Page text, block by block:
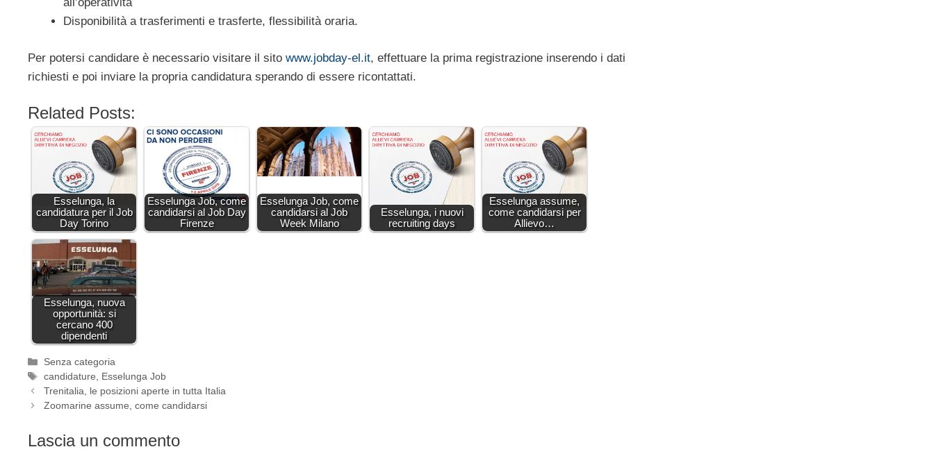
all’operatività
Disponibilità a trasferimenti e trasferte, flessibilità oraria.
Per potersi candidare è necessario visitare il sito www.jobday-el.it, effettuare la prima registrazione inserendo i dati
richiesti e poi inviare la propria candidatura sperando di essere ricontattati.
Related Posts:
Esselunga, la
candidatura per il Job
Day Torino
Esselunga Job, come
candidarsi al Job Day
Firenze
Esselunga Job, come
candidarsi al Job
Week Milano
Esselunga, i nuovi
recruiting days
Esselunga assume,
come candidarsi per
Allievo…
Esselunga, nuova
opportunità: si
cercano 400
dipendenti
Categorie
Senza categoria
Tag
candidature, Esselunga Job
Trenitalia, le posizioni aperte in tutta Italia
Zoomarine assume, come candidarsi
Lascia un commento